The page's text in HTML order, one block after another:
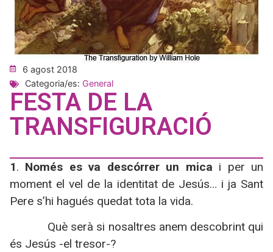
6 agost 2018
Categoria/es: General
FESTA DE LA
TRANSFIGURACIÓ
1. Només es va descórrer un mica i per un
moment el vel de la identitat de Jesús… i ja Sant
Pere s’hi hagués quedat tota la vida.
Què serà si nosaltres anem descobrint qui
és Jesús -el tresor-?